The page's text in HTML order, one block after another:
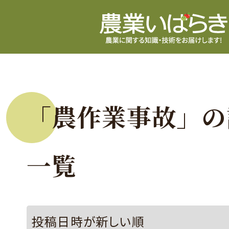
「農作業事故」
一覧